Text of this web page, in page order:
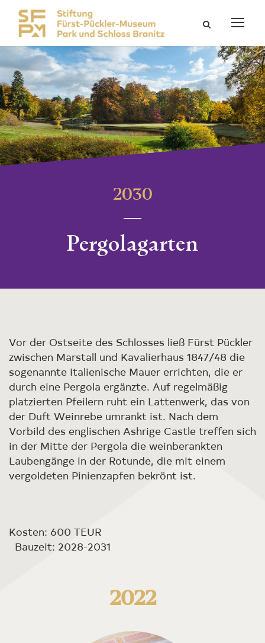
2030
Pergolagarten
Vor der Ostseite des Schlosses ließ Fürst Pückler
zwischen Marstall und Kavalierhaus 1847/48 die
sogenannte Italienische Mauer errichten, die er
durch eine Pergola ergänzte. Auf regelmäßig
platzierten Pfeilern ruht ein Lattenwerk, das von
der Duft Weinrebe umrankt ist. Nach dem
Vorbild des englischen Ashrige Castle treffen sich
in der Mitte der Pergola die weinberankten
Laubengänge in der Rotunde, die mit einem
vergoldeten Pinienzapfen bekrönt ist.
Kosten: 600 TEUR
Bauzeit: 2028-2031
2022